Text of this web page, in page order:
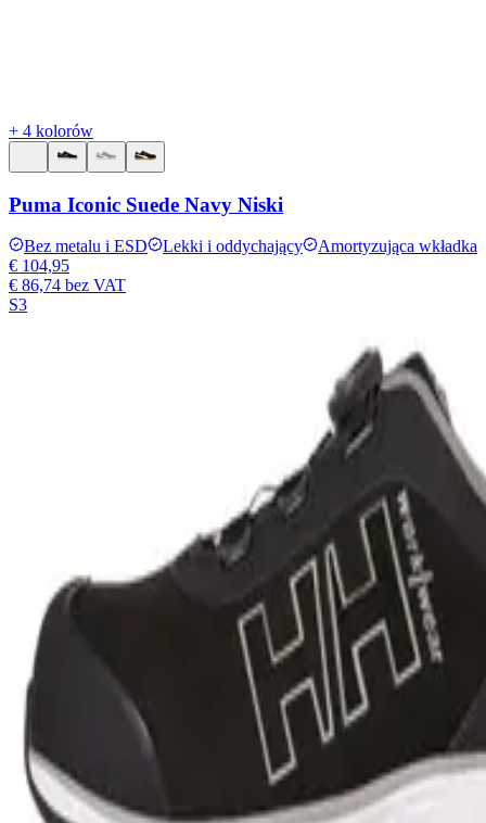
+ 4 kolorów
Puma Iconic Suede Navy Niski
Bez metalu i ESD Lekki i oddychający
Amortyzująca wkładka
€ 104,95
€ 86,74 bez VAT
S3